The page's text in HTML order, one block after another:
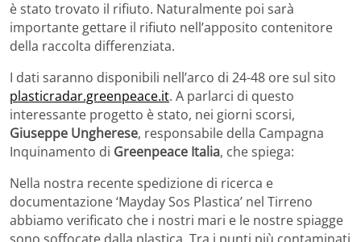
è stato trovato il rifiuto. Naturalmente poi sarà
importante gettare il rifiuto nell’apposito contenitore
della raccolta differenziata.
I dati saranno disponibili nell’arco di 24-48 ore sul sito
plasticradar.greenpeace.it. A parlarci di questo
interessante progetto è stato, nei giorni scorsi,
Giuseppe Ungherese, responsabile della Campagna
Inquinamento di Greenpeace Italia, che spiega:
Nella nostra recente spedizione di ricerca e
documentazione ‘Mayday Sos Plastica’ nel Tirreno
abbiamo verificato che i nostri mari e le nostre spiagge